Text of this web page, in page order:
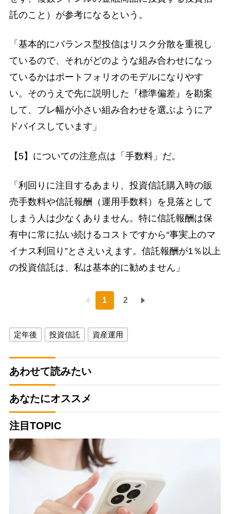
託のこと）が参考になるという。
「基本的にバランス型投信はリスク分散を重視し
ているので、それがどのような組み合わせになっ
ているかはポートフォリオのモデルになりやす
い。そのうえで先に説明した『標準偏差』を勘案
して、ブレ幅が小さい組み合わせを選ぶようにア
ドバイスしています」
【5】についての注意点は「手数料」だ。
「利回りに注目するあまり、投資信託購入時の販
売手数料や信託報酬（運用手数料）を見落として
しまう人は少なくありません。特に信託報酬は保
有中に常に払い続けるコストですから“事実上のマ
イナス利回り”とさえいえます。信託報酬が1％以上
の投資信託は、私は基本的に勧めません」
1 2
定年後 投資信託 資産運用
あわせて読みたい
あなたにオススメ
注目TOPIC